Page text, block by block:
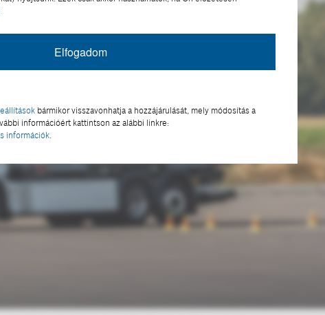
Elfogadom
bármikor visszavonhatja a hozzájárulását, mely módosítás a
információért kattintson az alábbi linkre:
információk